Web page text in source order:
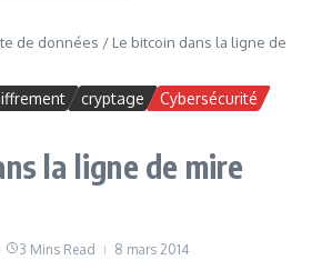
de données / Le bitcoin dans la ligne de
cryptage
Cybersécurité
la ligne de mire
3 Mins Read 8 mars 2014